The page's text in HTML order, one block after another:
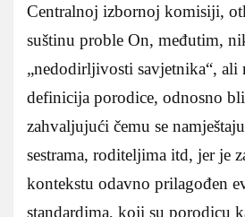
Centralnoj izbornoj komisiji,
suštinu proble On, međutim,
„nedodirljivosti savjetnika“, ali
definicija porodice, odnosno
zahvaljujući čemu se
sestrama, roditeljima itd, jer je
kontekstu odavno prilagođen
standardima, koji su porodicu